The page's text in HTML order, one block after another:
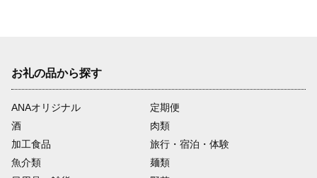
お礼の品から探す
ANAオリジナル
定期便
酒
肉類
加工食品
旅行・宿泊・体験
魚介類
麺類